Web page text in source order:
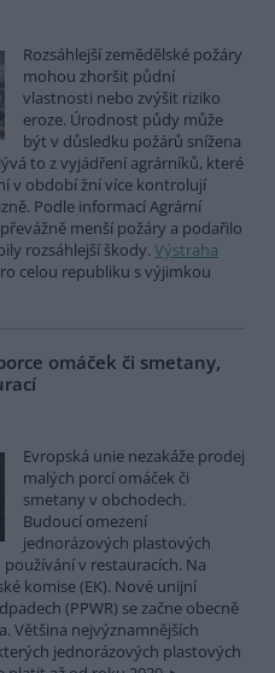
Rozsáhlejší zemědělské požáry
mohou zhoršit půdní
vlastnosti nebo zvýšit riziko
eroze. Úrodnost půdy může
být v důsledku požárů snížena
to z vyjádření agrárníků, které
v období žní více kontrolují
Podle informací Agrární
menší požáry a podařilo
rozsáhlejší škody. Výstraha
celou republiku s výjimkou
omáček či smetany,
Evropská unie nezakáže prodej
malých porcí omáček či
smetany v obchodech.
Budoucí omezení
jednorázových plastových
v restauracích. Na
komise (EK). Nové unijní
(PPWR) se začne obecně
Většina nejvýznamnějších
jednorázových plastových